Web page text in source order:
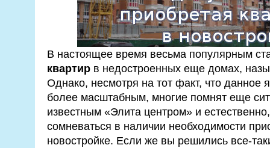
В настоящее время весьма популярным
квартирв недостроенных еще домах,
Однако, несмотря на тот факт, что данное
более масштабным, многие помнят еще
известным «Элита центром» и
сомневаться в наличии необходимости
новостройке. Если же вы решились все-